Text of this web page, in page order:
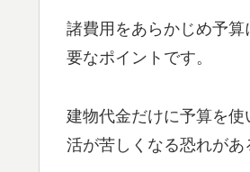
諸費用をあらかじめ予
要なポイントです。
建物代金だけに予算を
活が苦しくなる恐れがあ